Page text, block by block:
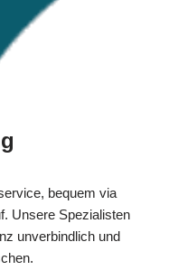
bequem via
Unsere Spezialisten
unverbindlich und